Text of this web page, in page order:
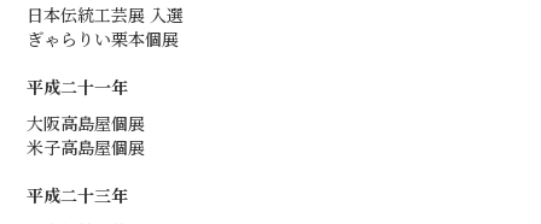
日本伝統工芸展 入選
ぎゃらりい栗本個展
平成二十一年
大阪高島屋個展
米子高島屋個展
平成二十三年